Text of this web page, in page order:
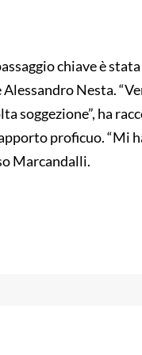
chiave è stata
Nesta.
soggezione”, ha
proficuo. “Mi
Marcandalli.